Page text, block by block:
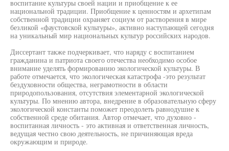
воспитание культуры своей нации и приобщение к ее
национальной традиции. Приобщение к ценностям и архетипам
собственной традиции охраняет социум от растворения в мире
безликой «фаустовской культуры», активно наступающей сегодня
на уникальный мир национальных культур российских народов.
Диссертант также подчеркивает, что наряду с воспитанием
гражданина и патриота своего отечества необходимо особое
внимание уделять формированию экологической культуры. В
работе отмечается, что экологическая катастрофа -это результат
бездуховности общества, неграмотности в области
природопользования, отсутствия элементарной экологической
культуры. По мнению автора, внедрение в образовательную сферу
экологической константы поможет преодолеть равнодушие к
собственной среде обитания. Автор отмечает, что духовно -
воспитанная личность - это активная и ответственная личность,
ведущая честно свою деятельность, не причиняющая вреда
окружающим и природе.